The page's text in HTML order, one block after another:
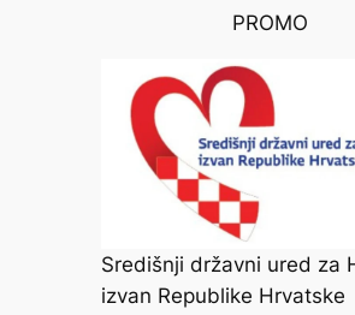
PROMO
Središnji državni ured za
izvan Republike Hrvatske